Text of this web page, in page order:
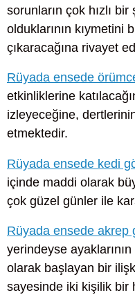
sorunların çok hızlı
olduklarının kıymetini
çıkaracağına rivayet
Rüyada ensede
etkinliklerine
izleyeceğine,
etmektedir.
Rüyada ensede kedi
içinde maddi olarak
çok güzel günler ile
Rüyada ensede akrep
yerindeyse
olarak başlayan bir
sayesinde iki kişilik bir